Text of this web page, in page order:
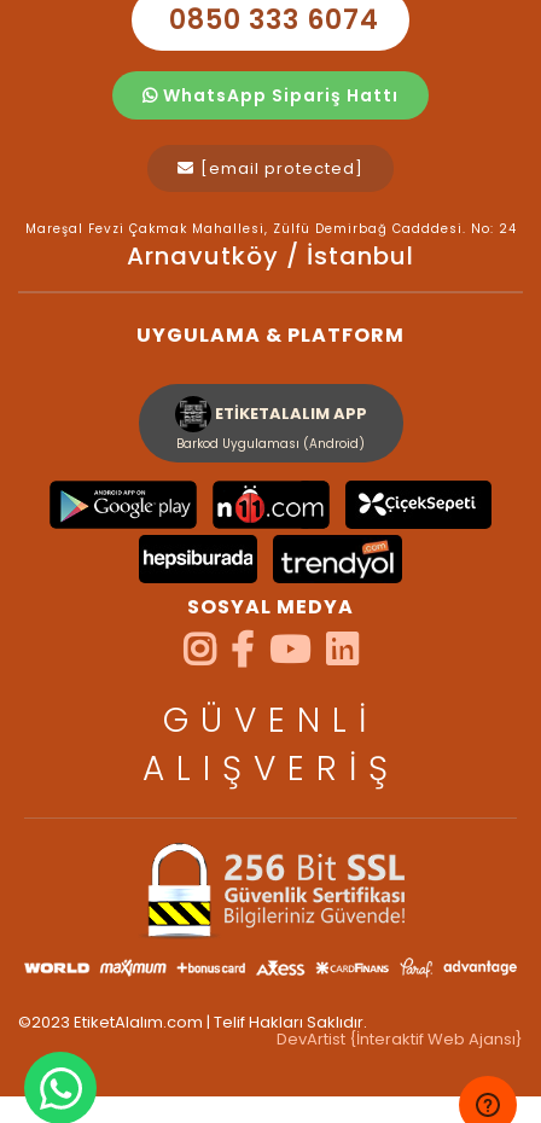
0850 333 6074
WhatsApp Sipariş Hattı
[email protected]
Mareşal Fevzi Çakmak Mahallesi, Zülfü Demirbağ Cadddesi. No: 24
Arnavutköy / İstanbul
UYGULAMA & PLATFORM
ETİKETALALIM APP
Barkod Uygulaması (Android)
SOSYAL MEDYA
GÜVENLİ
ALIŞVERİŞ
©2023 EtiketAlalım.com | Telif Hakları Saklıdır.
DevArtist {İnteraktif Web Ajansı}